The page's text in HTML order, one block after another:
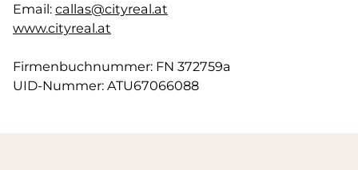
Email: callas@cityreal.at
www.cityreal.at
Firmenbuchnummer: FN 372759a
UID-Nummer: ATU67066088